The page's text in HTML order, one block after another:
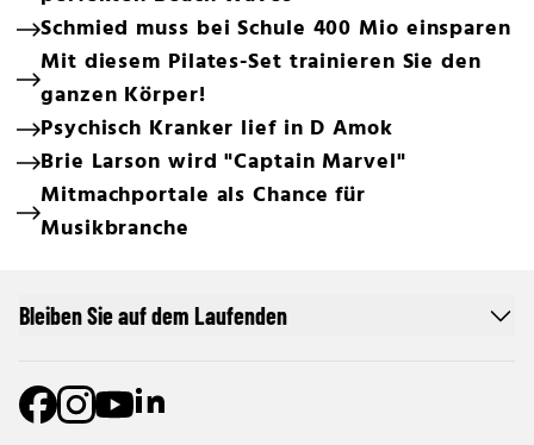
Schmied muss bei Schule 400 Mio einsparen
Mit diesem Pilates-Set trainieren Sie den
ganzen Körper!
Psychisch Kranker lief in D Amok
Brie Larson wird "Captain Marvel"
Mitmachportale als Chance für
Musikbranche
Bleiben Sie auf dem Laufenden